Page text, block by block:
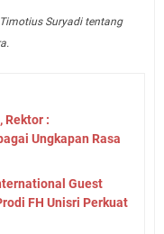
Suryadi tentang
Rektor :
Ungkapan Rasa
Guest
FH Unisri Perkuat